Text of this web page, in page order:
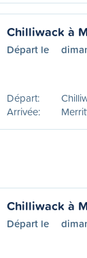
Chilliwack à
Départ le
Départ:
Arrivée:
Chilliwack à
Départ le